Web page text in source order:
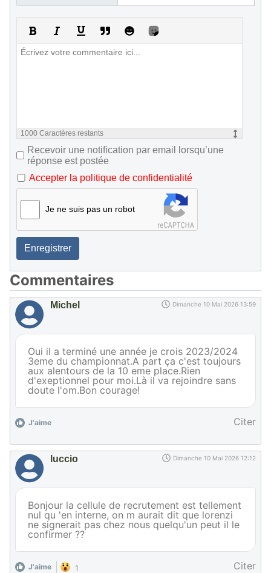
1000 Caractères restants
Recevoir une notification par email lorsqu’une
réponse est postée
Accepter la politique de confidentialité
Je ne suis pas un robot
Enregistrer
Commentaires
Michel Dimanche 10 Mai 2026 13:59
Oui il a terminé une année je crois 2023/2024
3eme du championnat.A part ça c'est toujours
aux alentours de la 10 eme place.Rien
d'exeptionnel pour moi.Là il va rejoindre sans
doute l'om.Bon courage!
J'aime Citer
luccio Dimanche 10 Mai 2026 12:12
Bonjour la cellule de recrutement est tellement
nul qu 'en interne, on m aurait dit que lorenzi
ne signerait pas chez nous quelqu'un peut il le
confirmer ??
J'aime 1 Citer